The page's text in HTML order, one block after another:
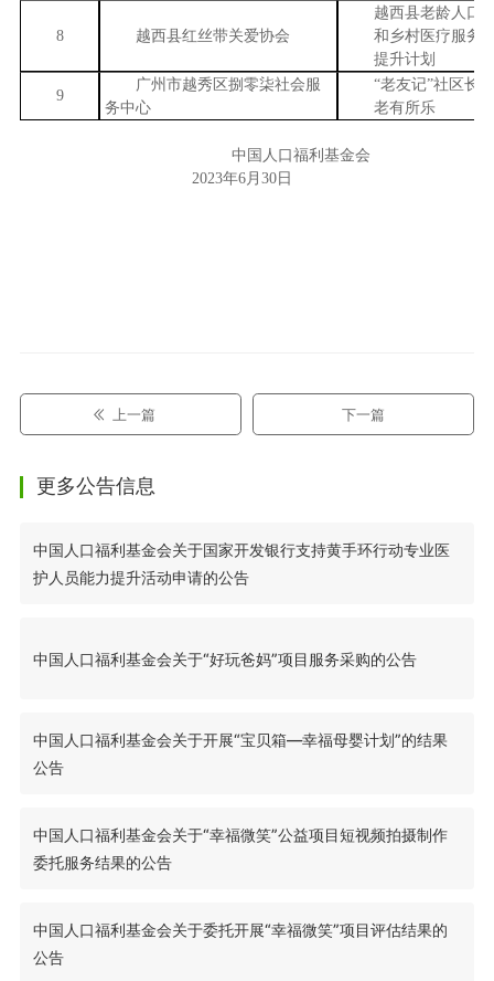
8 越西县红丝带关爱协会
越西县老龄人口
和乡村医疗服务
提升计划
9
广州市越秀区捌零柒社会服
务中心
“老友记”社区长者
老有所乐
中国人口福利基金会
2023年6月30日
上一篇 下一篇
更多公告信息
中国人口福利基金会关于国家开发银行支持黄手环行动专业医
护人员能力提升活动申请的公告
中国人口福利基金会关于“好玩爸妈”项目服务采购的公告
中国人口福利基金会关于开展“宝贝箱—幸福母婴计划”的结果
公告
中国人口福利基金会关于“幸福微笑”公益项目短视频拍摄制作
委托服务结果的公告
中国人口福利基金会关于委托开展“幸福微笑”项目评估结果的
公告